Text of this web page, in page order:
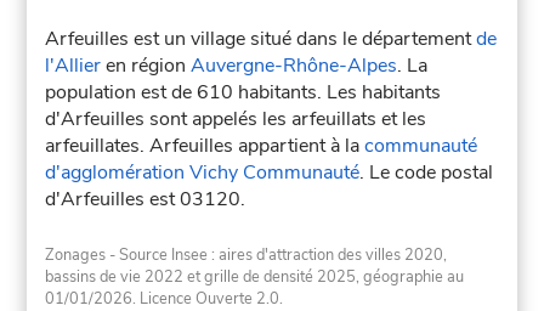
Arfeuilles est un village situé dans le départementde
l'Allieren régionAuvergne-Rhône-Alpes. La
population est de 610 habitants. Les habitants
d'Arfeuilles sont appelés les arfeuillats et les
arfeuillates. Arfeuilles appartient à lacommunauté
d'agglomération Vichy Communauté. Le code postal
d'Arfeuilles est 03120.
Zonages - Source Insee : aires d'attraction des villes 2020,
bassins de vie 2022 et grille de densité 2025, géographie au
01/01/2026. Licence Ouverte 2.0.